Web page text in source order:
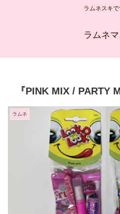
ラムネスキ
ラムネ
『PINK MIX / PARTY
ラムネ